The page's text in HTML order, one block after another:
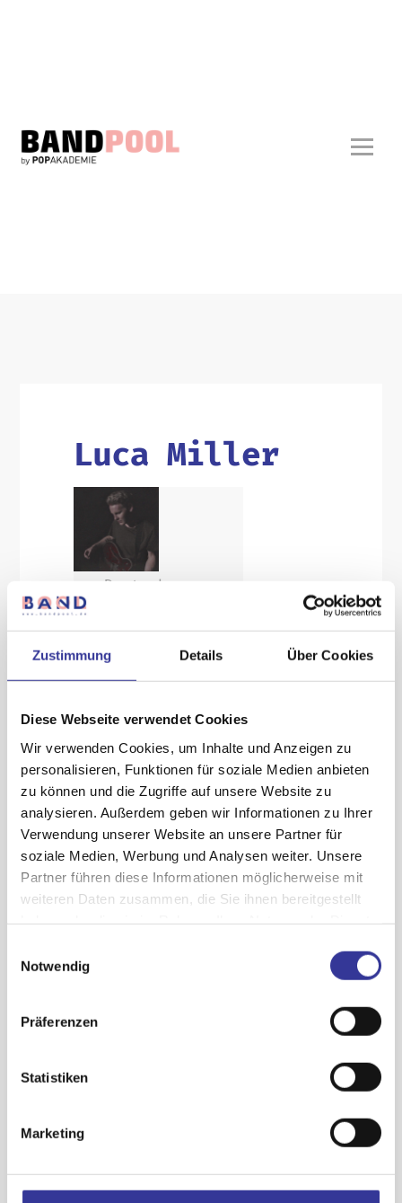
Zustimmung Details Über Cookies
Diese Webseite verwendet Cookies
Wir verwenden Cookies, um Inhalte und Anzeigen zu
personalisieren, Funktionen für soziale Medien anbieten
zu können und die Zugriffe auf unsere Website zu
analysieren. Außerdem geben wir Informationen zu Ihrer
Verwendung unserer Website an unsere Partner für
soziale Medien, Werbung und Analysen weiter. Unsere
Partner führen diese Informationen möglicherweise mit
weiteren Daten zusammen, die Sie ihnen bereitgestellt
Datenschutzerklärung
Notwendig
Präferenzen
Statistiken
Marketing
Luca Miller
Deutsche
Sound.
In seiner
Musik
verbindet
Luca Miller
seine eigene
musikalische
Sozialisation
mit
Gedanken,
Songwriter